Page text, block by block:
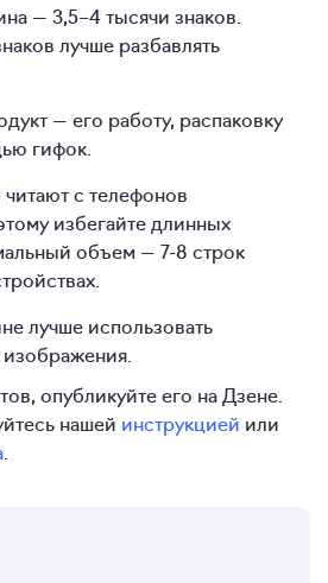
— 3,5–4тысячи знаков.
лучше разбавлять
— его работу, распаковку
гифок.
с телефонов
избегайте длинных
объем — 7-8 строк
лучше использовать
опубликуйте его на Дзене.
нашей инструкцией или